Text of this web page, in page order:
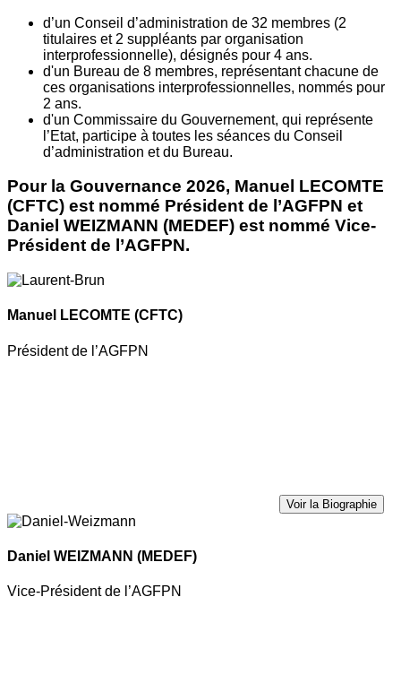
d’un Conseil d’administration de 32 membres (2
titulaires et 2 suppléants par organisation
interprofessionnelle), désignés pour 4 ans.
d'un Bureau de 8 membres, représentant chacune de
ces organisations interprofessionnelles, nommés pour
2 ans.
d'un Commissaire du Gouvernement, qui représente
l’Etat, participe à toutes les séances du Conseil
d’administration et du Bureau.
Pour la Gouvernance 2026, Manuel LECOMTE
(CFTC) est nommé Président de l’AGFPN et
Daniel WEIZMANN (MEDEF) est nommé Vice-
Président de l’AGFPN.
Manuel LECOMTE (CFTC)
Président de l’AGFPN
Voir la Biographie
Daniel WEIZMANN (MEDEF)
Vice-Président de l’AGFPN